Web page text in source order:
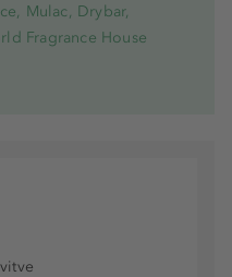
Mulac, Drybar,
Fragrance House